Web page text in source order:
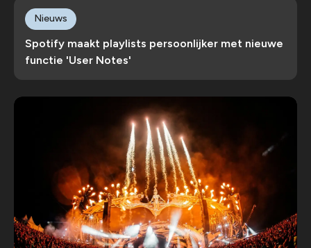
Spotify maakt playlists persoonlijker met nieuwe
functie 'User Notes'
Nieuws